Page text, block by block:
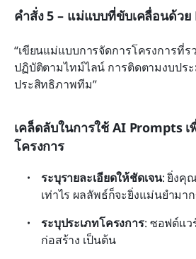
คำสั่ง 5 – แม่แบบที่ขับเคลื่อนด้วย
“เขียนแม่แบบการจัดการโครงการที่ร
ปฏิบัติตามไทม์ไลน์ การติดตามงบปร
ประสิทธิภาพทีม”
เคล็ดลับในการใช้ AI Prompts
โครงการ
ระบุรายละเอียดให้ชัดเจน: ยิ่งคุ
เท่าไร ผลลัพธ์ก็จะยิ่งแม่นยำมา
ระบุประเภทโครงการ: ซอฟต์แว
ก่อสร้าง เป็นต้น